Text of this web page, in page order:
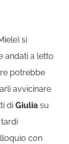
si
andati a letto
potrebbe
avvicinare
diGiulia su
tardi
con